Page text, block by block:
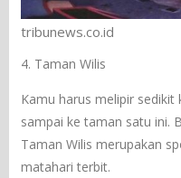
tribunews.co.id
4. Taman Wilis
Kamu harus melipir
sampai ke taman satu ini.
Taman Wilis merupakan
matahari terbit.